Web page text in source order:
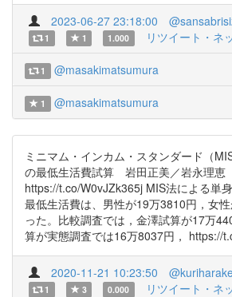
2023-06-27 23:18:00
1 1 1.000 リツイート・ネ
1 @masakimatsumura
1 @masakimatsumura
ミニマム・インカム・スタンダード（
の最低生活費試算 岩田正美／岩永理恵
https://t.co/W0vJZk365j MIS法による単
最低生活費は、男性が19万3810円，女
った。比較調査では，金澤試算が17万
算が実態調査では16万8037円， https://
2020-11-21 10:23:50
1 3 0.000 リツイート・ネ